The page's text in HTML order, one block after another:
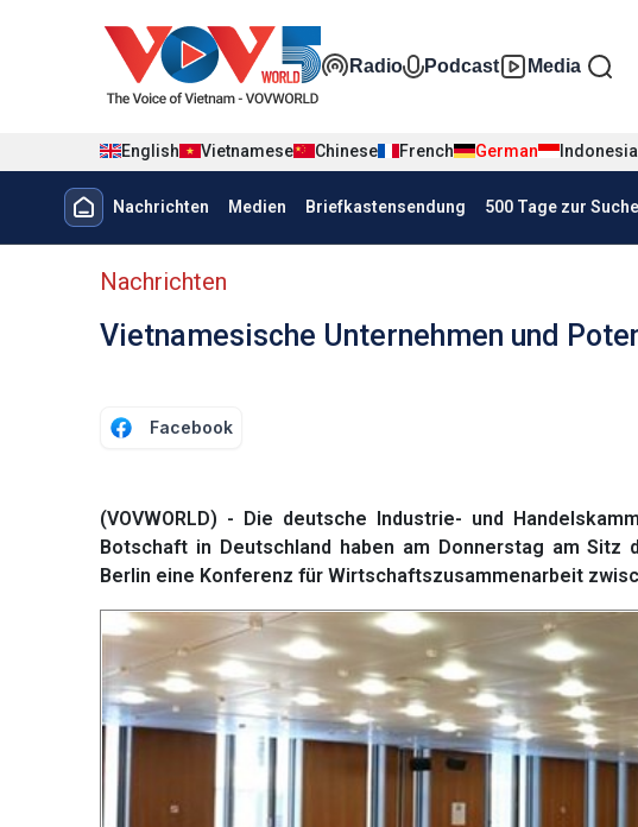
Đa phương tiện
Radio Podcast Media
English Vietnamese Chinese French German
Menu trang chủ tiếng Đức
Nachrichten Medien Briefkastensendung 500 Tage zur
menu phụ tiếng Đức
Nachrichten
Vietnamesische Unternehmen und
Facebook
(VOVWORLD) - Die deutsche Industrie- und
Botschaft in Deutschland haben am Donnerstag am Sitz
Berlin eine Konferenz für Wirtschaftszusammenarbeit